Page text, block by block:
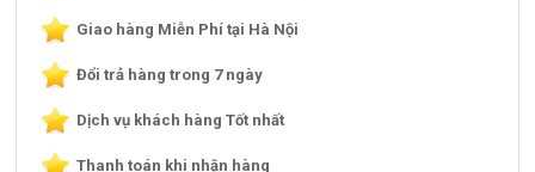
Giao hàng Miễn Phí tại Hà Nội
Đổi trả hàng trong 7 ngày
Dịch vụ khách hàng Tốt nhất
Thanh toán khi nhận hàng